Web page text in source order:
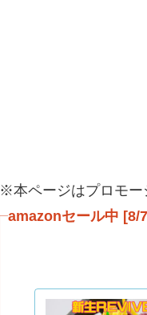
※本ページはプロモー
amazonセール中 [8/